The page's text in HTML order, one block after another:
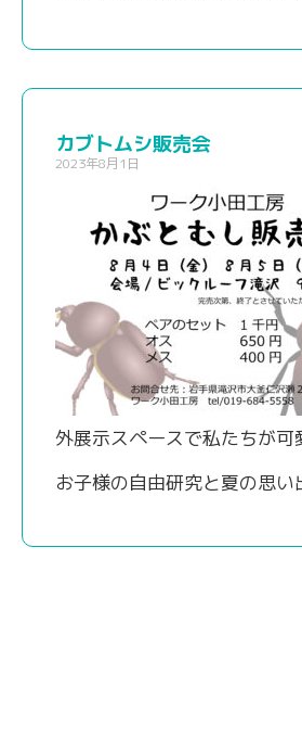
カブトムシ販売会
2023年8月1日
外展示スペースで私たちが可
お子様の自由研究と夏の思い